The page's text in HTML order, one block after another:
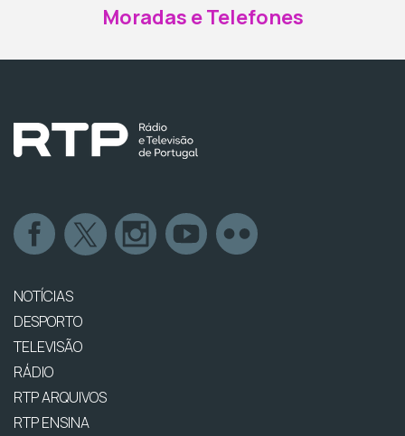
Moradas e Telefones
NOTÍCIAS
DESPORTO
TELEVISÃO
RÁDIO
RTP ARQUIVOS
RTP ENSINA